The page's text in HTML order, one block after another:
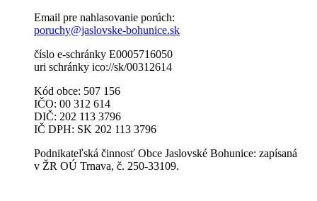
Email pre nahlasovanie porúch:
poruchy@jaslovske-bohunice.sk
číslo e-schránky E0005716050
uri schránky ico://sk/00312614
Kód obce: 507 156
IČO: 00 312 614
DIČ: 202 113 3796
IČ DPH: SK 202 113 3796
Podnikateľská činnosť Obce Jaslovské Bohunice: zapísaná
v ŽR OÚ Trnava, č. 250-33109.